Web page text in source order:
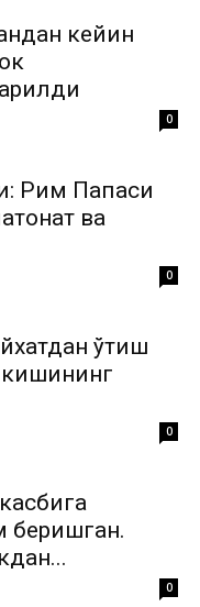
кейин
0
Рим Папаси
ва
0
ўтиш
кишининг
0
беришган.
0